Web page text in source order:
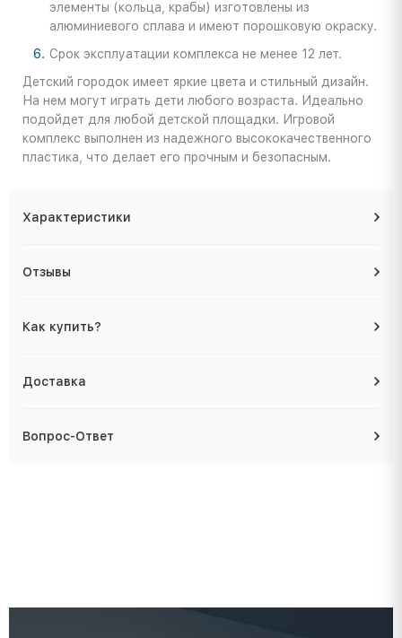
элементы (кольца, крабы) изготовлены из
алюминиевого сплава и имеют порошковую окраску.
Срок эксплуатации комплекса не менее 12 лет.
Детский городок имеет яркие цвета и стильный дизайн.
На нем могут играть дети любого возраста. Идеально
подойдет для любой детской площадки. Игровой
комплекс выполнен из надежного высококачественного
пластика, что делает его прочным и безопасным.
Характеристики
Отзывы
Как купить?
Доставка
Вопрос-Ответ